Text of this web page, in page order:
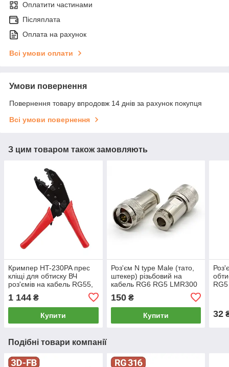
Оплатити частинами
Післяплата
Оплата на рахунок
Всі умови оплати
Умови повернення
Повернення товару впродовж 14 днів за рахунок покупця
Всі умови повернення
З цим товаром також замовляють
Кримпер HT-230PA прес
кліщі для обтиску ВЧ
роз'ємів на кабель RG55,
58, 5, 6, 21, 141, 142, 143,
210, 303, 400
1 144 ₴
Купити
Роз'єм N type Male (тато,
штекер) різьбовий на
кабель RG6 RG5 LMR300
150₴
Купити 32
Подібні товари компанії